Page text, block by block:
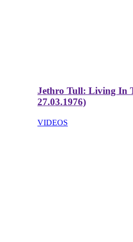
Jethro Tull: Living In
27.03.1976)
VIDEOS